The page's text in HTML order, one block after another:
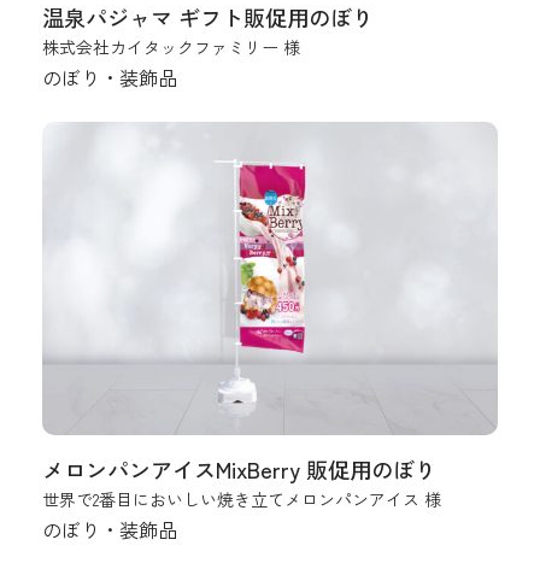
温泉パジャマ ギフト販促用のぼり
株式会社カイタックファミリー 様
のぼり・装飾品
メロンパンアイスMixBerry 販促用のぼり
世界で2番目においしい焼き立てメロンパンアイス 様
のぼり・装飾品